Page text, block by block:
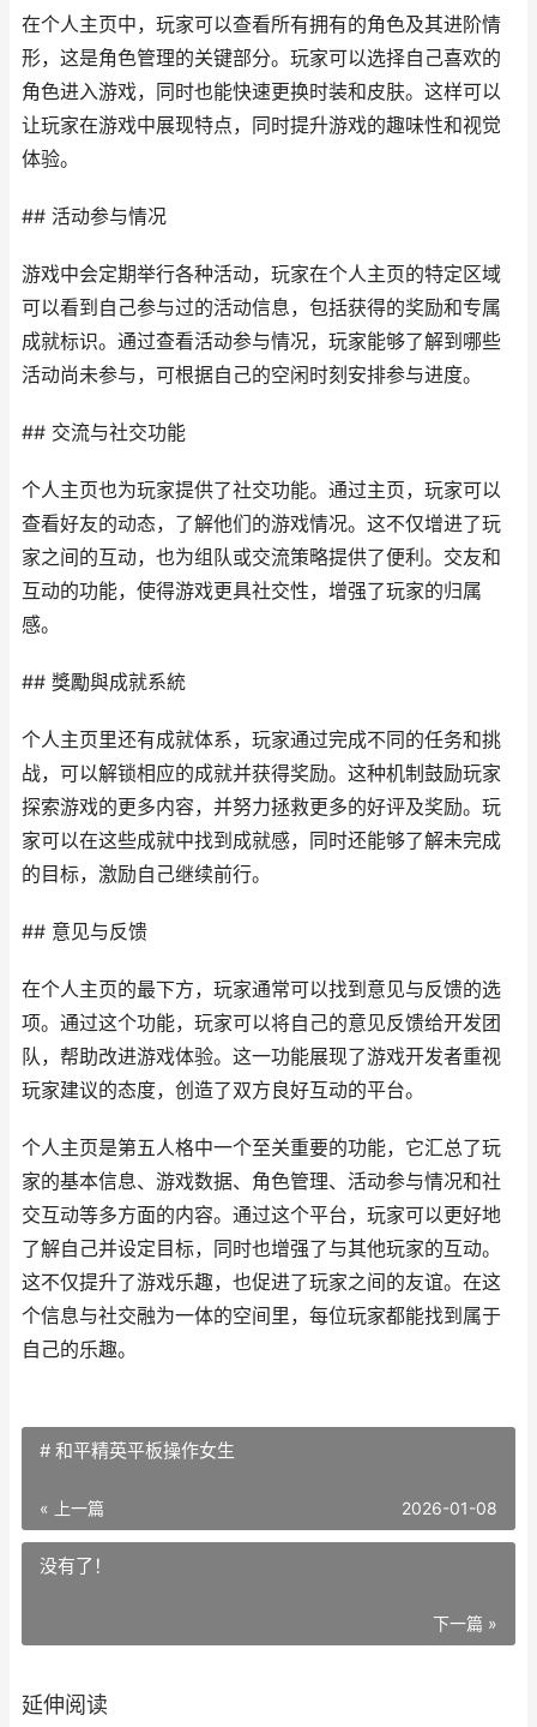
在个人主页中，玩家可以查看所有拥有的角色及其进阶情
形，这是角色管理的关键部分。玩家可以选择自己喜欢的
角色进入游戏，同时也能快速更换时装和皮肤。这样可以
让玩家在游戏中展现特点，同时提升游戏的趣味性和视觉
体验。
## 活动参与情况
游戏中会定期举行各种活动，玩家在个人主页的特定区域
可以看到自己参与过的活动信息，包括获得的奖励和专属
成就标识。通过查看活动参与情况，玩家能够了解到哪些
活动尚未参与，可根据自己的空闲时刻安排参与进度。
## 交流与社交功能
个人主页也为玩家提供了社交功能。通过主页，玩家可以
查看好友的动态，了解他们的游戏情况。这不仅增进了玩
家之间的互动，也为组队或交流策略提供了便利。交友和
互动的功能，使得游戏更具社交性，增强了玩家的归属
感。
## 獎勵與成就系統
个人主页里还有成就体系，玩家通过完成不同的任务和挑
战，可以解锁相应的成就并获得奖励。这种机制鼓励玩家
探索游戏的更多内容，并努力拯救更多的好评及奖励。玩
家可以在这些成就中找到成就感，同时还能够了解未完成
的目标，激励自己继续前行。
## 意见与反馈
在个人主页的最下方，玩家通常可以找到意见与反馈的选
项。通过这个功能，玩家可以将自己的意见反馈给开发团
队，帮助改进游戏体验。这一功能展现了游戏开发者重视
玩家建议的态度，创造了双方良好互动的平台。
个人主页是第五人格中一个至关重要的功能，它汇总了玩
家的基本信息、游戏数据、角色管理、活动参与情况和社
交互动等多方面的内容。通过这个平台，玩家可以更好地
了解自己并设定目标，同时也增强了与其他玩家的互动。
这不仅提升了游戏乐趣，也促进了玩家之间的友谊。在这
个信息与社交融为一体的空间里，每位玩家都能找到属于
自己的乐趣。
# 和平精英平板操作女生
« 上一篇 2026-01-08
没有了！
下一篇 »
延伸阅读